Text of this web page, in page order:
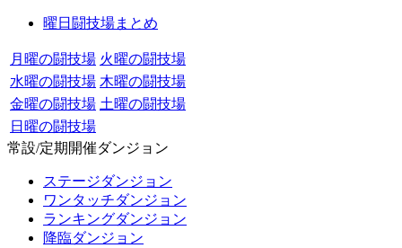
曜日闘技場まとめ
月曜の闘技場 火曜の闘技場
水曜の闘技場 木曜の闘技場
金曜の闘技場 土曜の闘技場
日曜の闘技場
常設/定期開催ダンジョン
ステージダンジョン
ワンタッチダンジョン
ランキングダンジョン
降臨ダンジョン